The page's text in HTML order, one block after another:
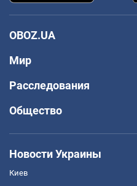
OBOZ.UA
Мир
Расследования
Общество
Новости Украины
Киев